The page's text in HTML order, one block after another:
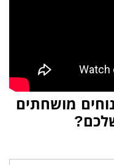
מושחתים